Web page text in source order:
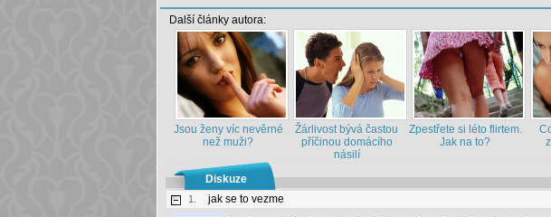
Další články autora:
Jsou ženy víc nevěrné
než muži?
Žárlivost bývá častou
příčinou domácího
násilí
Zpestřete si léto flirtem.
Jak na to?
Diskuze
1.
jak se to vezme